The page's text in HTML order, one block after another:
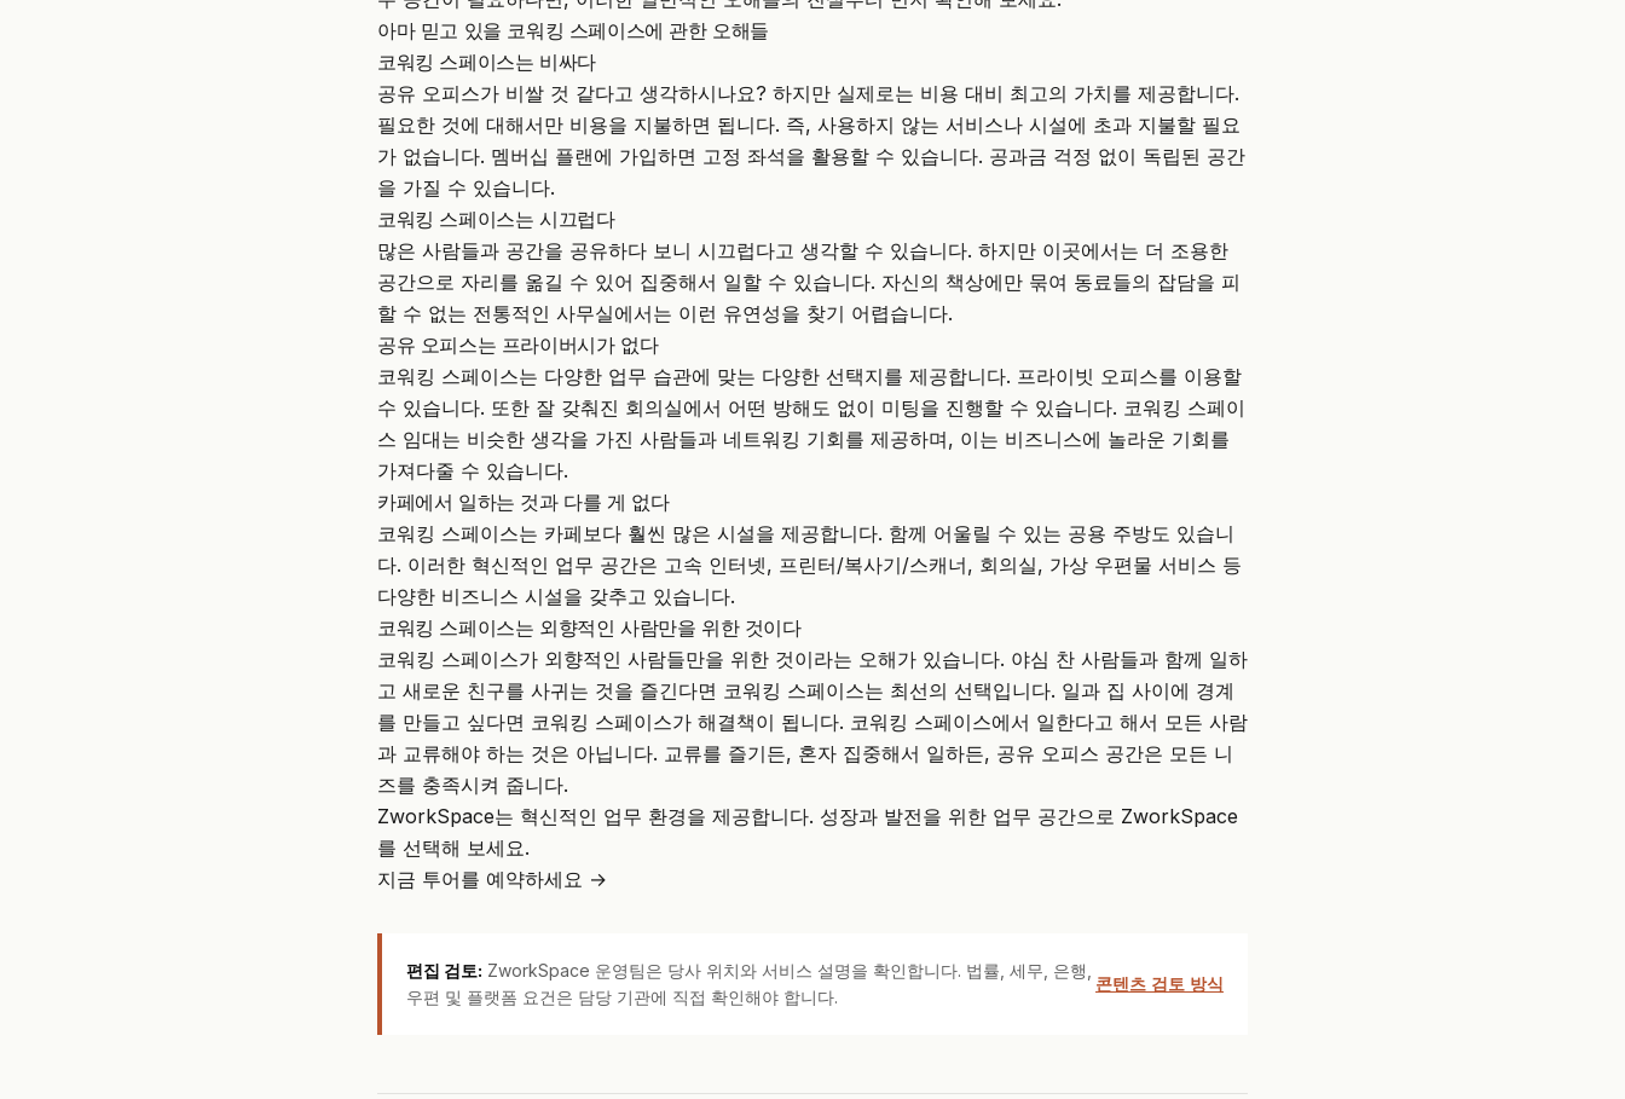
아마 믿고 있을 코워킹 스페이스에 관한 오해들
코워킹 스페이스는 비싸다
공유 오피스가 비쌀 것 같다고 생각하시나요? 하지만 실제로는 비용 대비 최고의 가치를 제공합니다.
필요한 것에 대해서만 비용을 지불하면 됩니다. 즉, 사용하지 않는 서비스나 시설에 초과 지불할 필요
가 없습니다. 멤버십 플랜에 가입하면 고정 좌석을 활용할 수 있습니다. 공과금 걱정 없이 독립된 공간
을 가질 수 있습니다.
코워킹 스페이스는 시끄럽다
많은 사람들과 공간을 공유하다 보니 시끄럽다고 생각할 수 있습니다. 하지만 이곳에서는 더 조용한
공간으로 자리를 옮길 수 있어 집중해서 일할 수 있습니다. 자신의 책상에만 묶여 동료들의 잡담을 피
할 수 없는 전통적인 사무실에서는 이런 유연성을 찾기 어렵습니다.
공유 오피스는 프라이버시가 없다
코워킹 스페이스는 다양한 업무 습관에 맞는 다양한 선택지를 제공합니다. 프라이빗 오피스를 이용할
수 있습니다. 또한 잘 갖춰진 회의실에서 어떤 방해도 없이 미팅을 진행할 수 있습니다. 코워킹 스페이
스 임대는 비슷한 생각을 가진 사람들과 네트워킹 기회를 제공하며, 이는 비즈니스에 놀라운 기회를
가져다줄 수 있습니다.
카페에서 일하는 것과 다를 게 없다
코워킹 스페이스는 카페보다 훨씬 많은 시설을 제공합니다. 함께 어울릴 수 있는 공용 주방도 있습니
다. 이러한 혁신적인 업무 공간은 고속 인터넷, 프린터/복사기/스캐너, 회의실, 가상 우편물 서비스 등
다양한 비즈니스 시설을 갖추고 있습니다.
코워킹 스페이스는 외향적인 사람만을 위한 것이다
코워킹 스페이스가 외향적인 사람들만을 위한 것이라는 오해가 있습니다. 야심 찬 사람들과 함께 일하
고 새로운 친구를 사귀는 것을 즐긴다면 코워킹 스페이스는 최선의 선택입니다. 일과 집 사이에 경계
를 만들고 싶다면 코워킹 스페이스가 해결책이 됩니다. 코워킹 스페이스에서 일한다고 해서 모든 사람
과 교류해야 하는 것은 아닙니다. 교류를 즐기든, 혼자 집중해서 일하든, 공유 오피스 공간은 모든 니
즈를 충족시켜 줍니다.
ZworkSpace는 혁신적인 업무 환경을 제공합니다. 성장과 발전을 위한 업무 공간으로 ZworkSpace
를 선택해 보세요.
지금 투어를 예약하세요 →
편집 검토: ZworkSpace 운영팀은 당사 위치와 서비스 설명을 확인합니다. 법률, 세무, 은행,
우편 및 플랫폼 요건은 담당 기관에 직접 확인해야 합니다.
콘텐츠 검토 방식